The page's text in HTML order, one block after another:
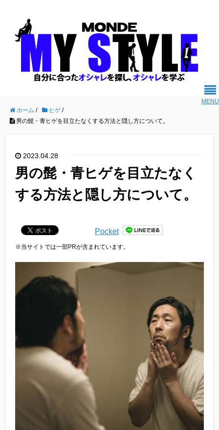
MENU
ホーム / ヒゲ/
男の髭・青ヒゲを目立たなくする方法と隠し方について。
2023.04.28
男の髭・青ヒゲを目立たなく
する方法と隠し方について。
Pocket
※当サイトでは一部PRが含まれています。